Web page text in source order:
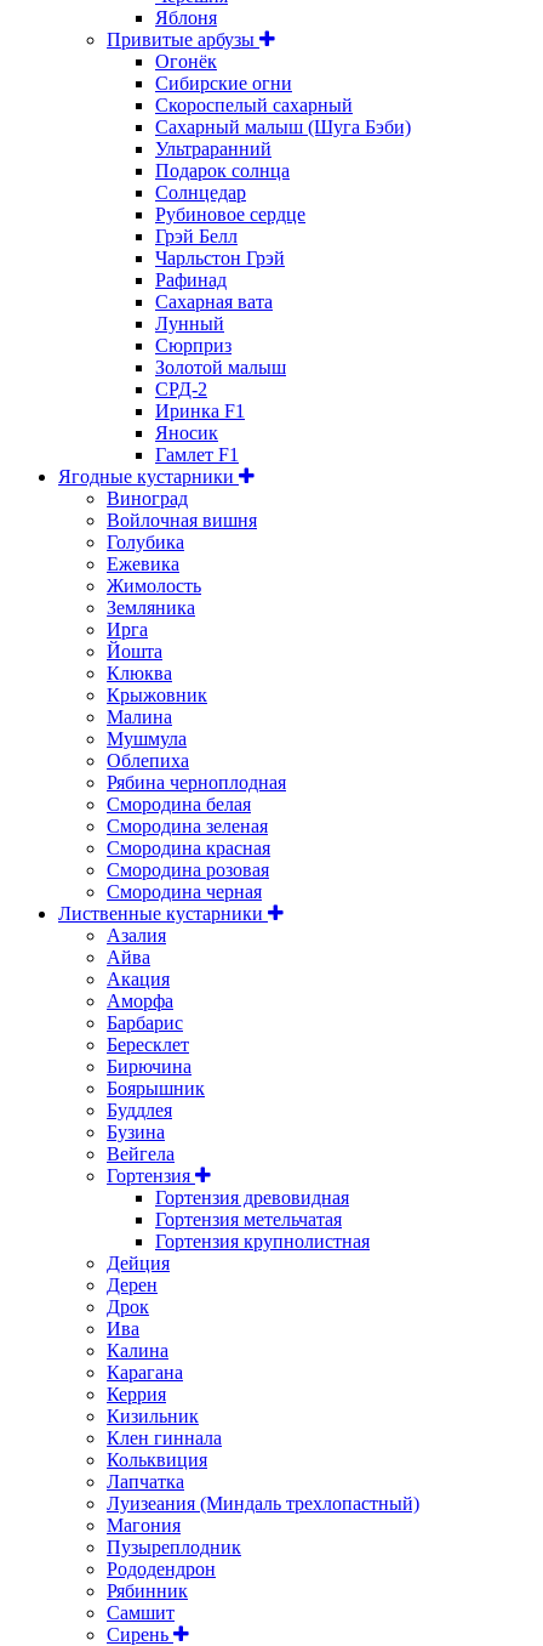
Яблоня
Привитые арбузы
Огонёк
Сибирские огни
Скороспелый сахарный
Сахарный малыш (Шуга Бэби)
Ультраранний
Подарок солнца
Солнцедар
Рубиновое сердце
Грэй Белл
Чарльстон Грэй
Рафинад
Сахарная вата
Лунный
Сюрприз
Золотой малыш
СРД-2
Иринка F1
Яносик
Гамлет F1
Ягодные кустарники
Виноград
Войлочная вишня
Голубика
Ежевика
Жимолость
Земляника
Ирга
Йошта
Клюква
Крыжовник
Малина
Мушмула
Облепиха
Рябина черноплодная
Смородина белая
Смородина зеленая
Смородина красная
Смородина розовая
Смородина черная
Лиственные кустарники
Азалия
Айва
Акация
Аморфа
Барбарис
Бересклет
Бирючина
Боярышник
Буддлея
Бузина
Вейгела
Гортензия
Гортензия древовидная
Гортензия метельчатая
Гортензия крупнолистная
Дейция
Дерен
Дрок
Ива
Калина
Карагана
Керрия
Кизильник
Клен гиннала
Кольквиция
Лапчатка
Луизеания (Миндаль трехлопастный)
Магония
Пузыреплодник
Рододендрон
Рябинник
Самшит
Сирень